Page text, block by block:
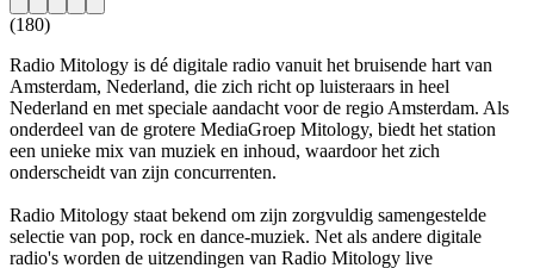
(180)
Radio Mitology is dé digitale radio vanuit het bruisende hart van
Amsterdam, Nederland, die zich richt op luisteraars in heel
Nederland en met speciale aandacht voor de regio Amsterdam. Als
onderdeel van de grotere MediaGroep Mitology, biedt het station
een unieke mix van muziek en inhoud, waardoor het zich
onderscheidt van zijn concurrenten.
Radio Mitology staat bekend om zijn zorgvuldig samengestelde
selectie van pop, rock en dance-muziek. Net als andere digitale
radio's worden de uitzendingen van Radio Mitology live